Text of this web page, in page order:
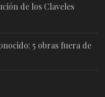
de los Claveles
5 obras fuera de